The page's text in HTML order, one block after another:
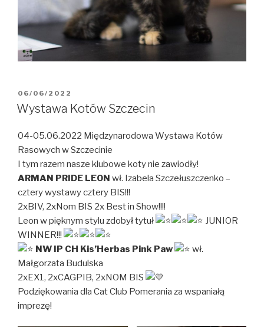
OPUBLIKOWANE
W
06/06/2022
Wystawa Kotów Szczecin
04-05.06.2022 Międzynarodowa Wystawa Kotów
Rasowych w Szczecinie
I tym razem nasze klubowe koty nie zawiodły!
ARMAN PRIDE LEON wł. Izabela Szczełuszczenko –
cztery wystawy cztery BIS!!!
2xBIV, 2xNom BIS 2x Best in Show!!!!
Leon w pięknym stylu zdobył tytuł
JUNIOR
WINNER!!!
NW IP CH Kis’Herbas Pink Paw
wł.
Małgorzata Budulska
2xEX1, 2xCAGPIB, 2xNOM BIS
Podziękowania dla Cat Club Pomerania za wspaniałą
imprezę!